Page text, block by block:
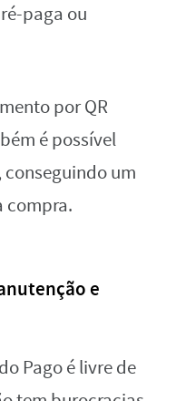
paga ou
por QR
é possível
um
compra.
e
Pago é livre de